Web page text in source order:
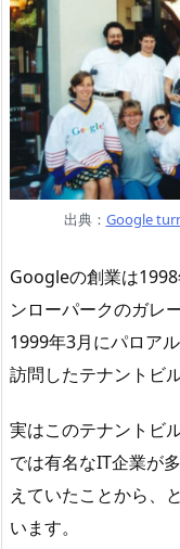
出典： Google
Googleの創業は
ンローパークのガレ
1999年3月にパロア
訪問したテナントビル
実はこのテナントビ
では有名なIT企業が
えていたことから、
います。